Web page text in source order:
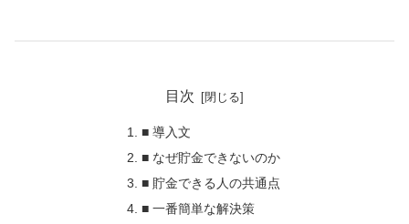
目次
■ 導入文
■ なぜ貯金できないのか
■ 貯金できる人の共通点
■ 一番簡単な解決策